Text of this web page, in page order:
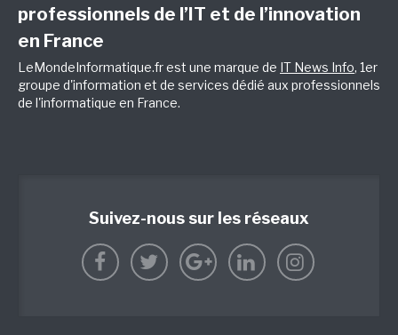
professionnels de l’IT et de l’innovation
en France
LeMondeInformatique.fr est une marque de IT News Info, 1er
groupe d'information et de services dédié aux professionnels
de l'informatique en France.
Suivez-nous sur les réseaux